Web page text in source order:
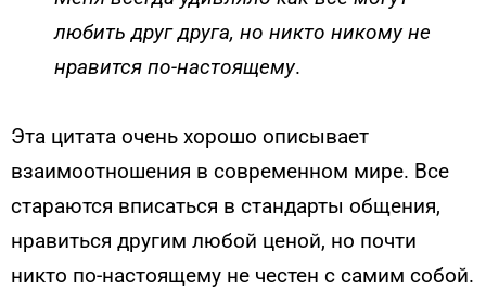
любить друг друга, но никто никому не
нравится по-настоящему.
Эта цитата очень хорошо описывает
взаимоотношения в современном мире. Все
стараются вписаться в стандарты общения,
нравиться другим любой ценой, но почти
никто по-настоящему не честен с самим собой.